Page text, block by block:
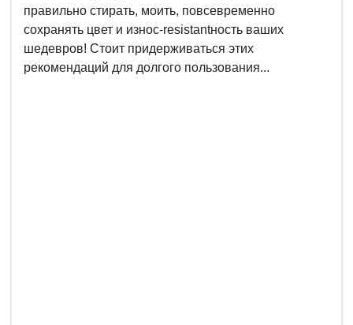
правильно стирать, моить, повсевременно
сохранять цвет и износ-resistantность ваших
шедевров! Стоит придерживаться этих
рекомендаций для долгого пользования...